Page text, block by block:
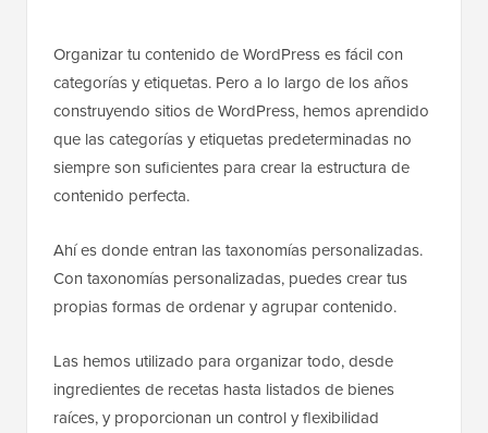
Organizar tu contenido de WordPress es fácil con
categorías y etiquetas. Pero a lo largo de los años
construyendo sitios de WordPress, hemos aprendido
que las categorías y etiquetas predeterminadas no
siempre son suficientes para crear la estructura de
contenido perfecta.
Ahí es donde entran las taxonomías personalizadas.
Con taxonomías personalizadas, puedes crear tus
propias formas de ordenar y agrupar contenido.
Las hemos utilizado para organizar todo, desde
ingredientes de recetas hasta listados de bienes
raíces, y proporcionan un control y flexibilidad